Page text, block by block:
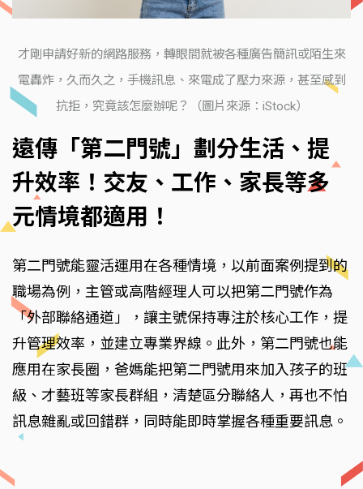
才剛申請好新的網路服務，轉眼間就被各種廣告簡訊或陌生來
電轟炸，久而久之，手機訊息、來電成了壓力來源，甚至感到
抗拒，究竟該怎麼辦呢？（圖片來源：iStock）
遠傳「第二門號」劃分生活、提
升效率！交友、工作、家長等多
元情境都適用！
第二門號能靈活運用在各種情境，以前面案例提到的
職場為例，主管或高階經理人可以把第二門號作為
「外部聯絡通道」，讓主號保持專注於核心工作，提
升管理效率，並建立專業界線。此外，第二門號也能
應用在家長圈，爸媽能把第二門號用來加入孩子的班
級、才藝班等家長群組，清楚區分聯絡人，再也不怕
訊息雜亂或回錯群，同時能即時掌握各種重要訊息。